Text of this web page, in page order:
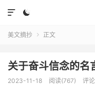


美文摘抄  正文
关于奋斗信念的名
2023-11-18 阅读(767) 评